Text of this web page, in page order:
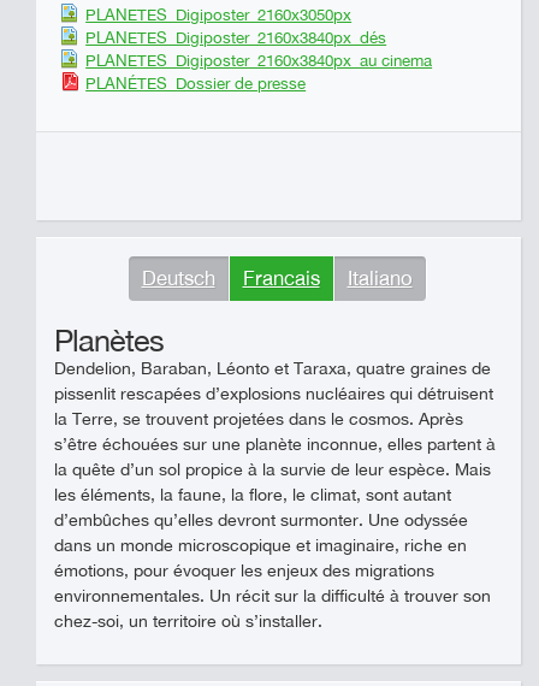
PLANETES_Digiposter_2160x3050px
PLANETES_Digiposter_2160x3840px_dés
PLANETES_Digiposter_2160x3840px_au cinema
PLANÉTES_Dossier de presse
Deutsch Francais Italiano
Planètes
Dendelion, Baraban, Léonto et Taraxa, quatre graines de
pissenlit rescapées d’explosions nucléaires qui détruisent
la Terre, se trouvent projetées dans le cosmos. Après
s’être échouées sur une planète inconnue, elles partent à
la quête d’un sol propice à la survie de leur espèce. Mais
les éléments, la faune, la flore, le climat, sont autant
d’embûches qu’elles devront surmonter. Une odyssée
dans un monde microscopique et imaginaire, riche en
émotions, pour évoquer les enjeux des migrations
environnementales. Un récit sur la difficulté à trouver son
chez-soi, un territoire où s’installer.